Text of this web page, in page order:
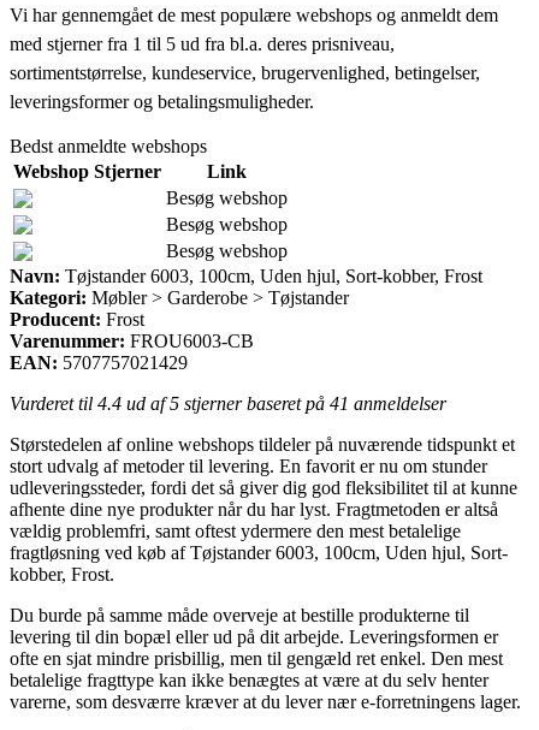
Vi har gennemgået de mest populære webshops og anmeldt dem
med stjerner fra 1 til 5 ud fra bl.a. deres prisniveau,
sortimentstørrelse, kundeservice, brugervenlighed, betingelser,
leveringsformer og betalingsmuligheder.
Bedst anmeldte webshops
Webshop Stjerner
Link
Besøg webshop
Besøg webshop
Besøg webshop
Navn: Tøjstander 6003, 100cm, Uden hjul, Sort-kobber, Frost
Kategori: Møbler > Garderobe > Tøjstander
Producent: Frost
Varenummer: FROU6003-CB
EAN: 5707757021429
Vurderet til 4.4 ud af 5 stjerner baseret på 41 anmeldelser
Størstedelen af online webshops tildeler på nuværende tidspunkt et
stort udvalg af metoder til levering. En favorit er nu om stunder
udleveringssteder, fordi det så giver dig god fleksibilitet til at kunne
afhente dine nye produkter når du har lyst. Fragtmetoden er altså
vældig problemfri, samt oftest ydermere den mest betalelige
fragtløsning ved køb af Tøjstander 6003, 100cm, Uden hjul, Sort-
kobber, Frost.
Du burde på samme måde overveje at bestille produkterne til
levering til din bopæl eller ud på dit arbejde. Leveringsformen er
ofte en sjat mindre prisbillig, men til gengæld ret enkel. Den mest
betalelige fragttype kan ikke benægtes at være at du selv henter
varerne, som desværre kræver at du lever nær e-forretningens lager.